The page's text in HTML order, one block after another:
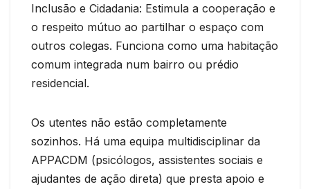
Inclusão e Cidadania: Estimula a cooperação e
o respeito mútuo ao partilhar o espaço com
outros colegas. Funciona como uma habitação
comum integrada num bairro ou prédio
residencial.
Os utentes não estão completamente
sozinhos. Há uma equipa multidisciplinar da
APPACDM (psicólogos, assistentes sociais e
ajudantes de ação direta) que presta apoio e